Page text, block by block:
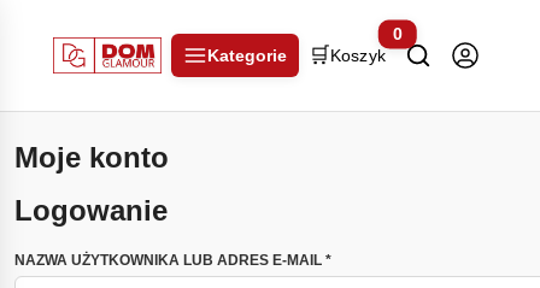
Kategorie 🛒 Koszyk
0
Moje konto
Logowanie
NAZWA UŻYTKOWNIKA LUB ADRES E-MAIL *WYMAGANE